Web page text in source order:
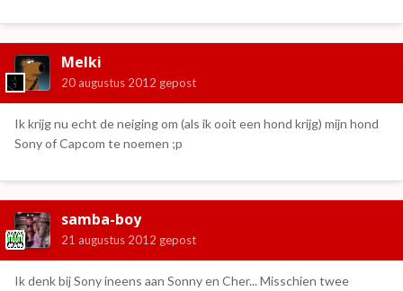
Melki
20 augustus 2012 gepost
Ik krijg nu echt de neiging om (als ik ooit een hond krijg) mijn hond
Sony of Capcom te noemen ;p
samba-boy
21 augustus 2012 gepost
Ik denk bij Sony ineens aan Sonny en Cher... Misschien twee